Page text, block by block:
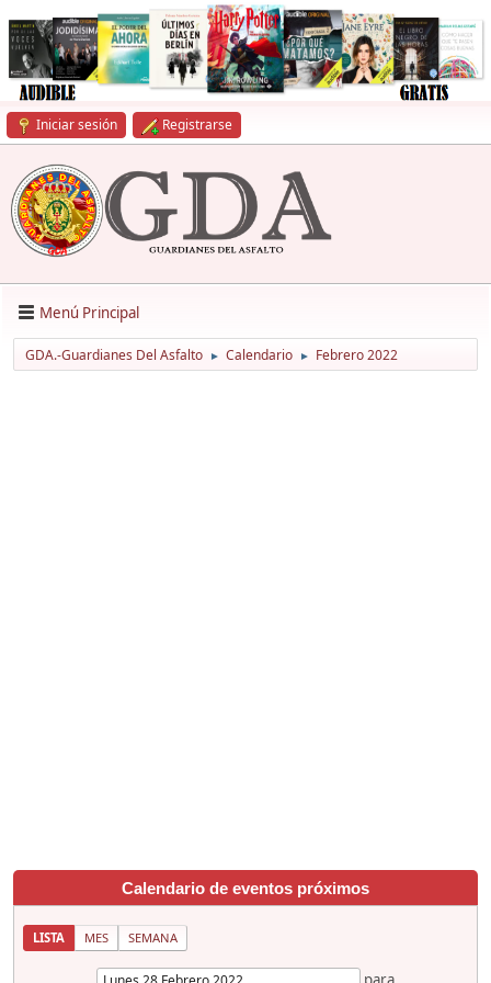
Iniciar sesión Registrarse
Menú Principal
GDA.-Guardianes Del Asfalto ► Calendario ► Febrero 2022
Calendario de eventos próximos
LISTA MES SEMANA